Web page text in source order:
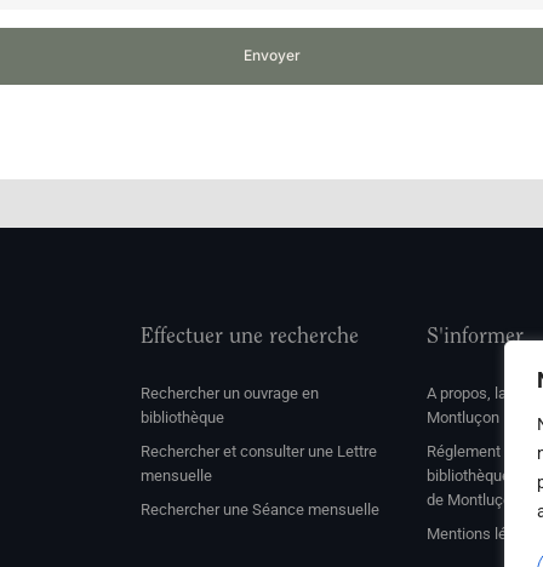
Envoyer
Effectuer une recherche
Rechercher un ouvrage en
bibliothèque
Rechercher et consulter une Lettre
mensuelle
Rechercher une Séance mensuelle
S'informer
A propos, la
Montluçon
Réglement de
bibliothèque et
de Montluçon
Mentions légales